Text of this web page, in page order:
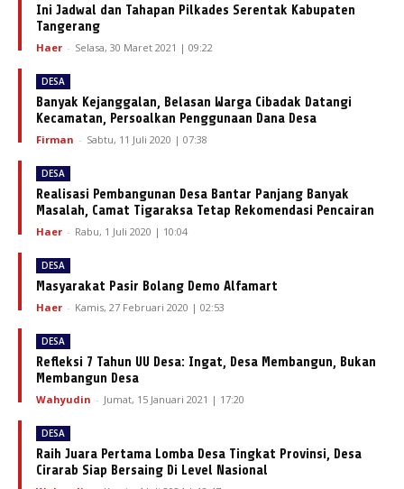
Ini Jadwal dan Tahapan Pilkades Serentak Kabupaten
Tangerang
Haer - Selasa, 30 Maret 2021 | 09:22
DESA
Banyak Kejanggalan, Belasan Warga Cibadak Datangi
Kecamatan, Persoalkan Penggunaan Dana Desa
Firman - Sabtu, 11 Juli 2020 | 07:38
DESA
Realisasi Pembangunan Desa Bantar Panjang Banyak
Masalah, Camat Tigaraksa Tetap Rekomendasi Pencairan
Haer - Rabu, 1 Juli 2020 | 10:04
DESA
Masyarakat Pasir Bolang Demo Alfamart
Haer - Kamis, 27 Februari 2020 | 02:53
DESA
Refleksi 7 Tahun UU Desa: Ingat, Desa Membangun, Bukan
Membangun Desa
Wahyudin - Jumat, 15 Januari 2021 | 17:20
DESA
Raih Juara Pertama Lomba Desa Tingkat Provinsi, Desa
Cirarab Siap Bersaing Di Level Nasional